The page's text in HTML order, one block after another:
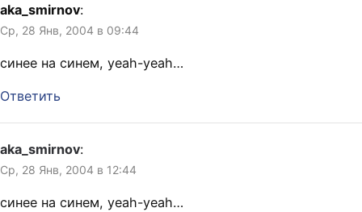
aka_smirnov:
Ср, 28 Янв, 2004 в 09:44
синее на синем, yeah-yeah…
Ответить
aka_smirnov:
Ср, 28 Янв, 2004 в 12:44
синее на синем, yeah-yeah…